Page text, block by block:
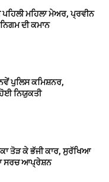
ਮਹਿਲਾ ਮੇਅਰ, ਪ੍ਰਵੀਨ
ਦੀ ਕਮਾਨ
ਪੁਲਿਸ ਕਮਿਸ਼ਨਰ,
ਨਿਯੁਕਤੀ
ਤੋੜ ਕੇ ਭੱਜੀ ਕਾਰ, ਸੁਰੱਖਿਆ
ਸਰਚ ਆਪ੍ਰੇਸ਼ਨ